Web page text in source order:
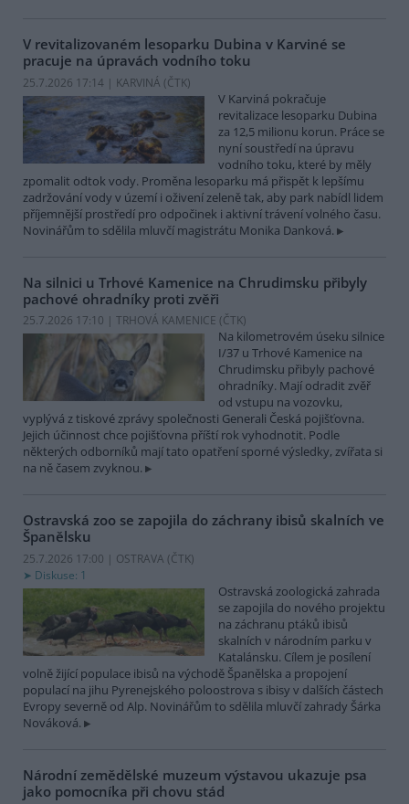
V revitalizovaném lesoparku Dubina v Karviné se
pracuje na úpravách vodního toku
25.7.2026 17:14 | KARVINÁ (ČTK)
V Karviná pokračuje
revitalizace lesoparku Dubina
za 12,5 milionu korun. Práce se
nyní soustředí na úpravu
vodního toku, které by měly
zpomalit odtok vody. Proměna lesoparku má přispět k lepšímu
zadržování vody v území i oživení zeleně tak, aby park nabídl lidem
příjemnější prostředí pro odpočinek i aktivní trávení volného času.
Novinářům to sdělila mluvčí magistrátu Monika Danková.
Na silnici u Trhové Kamenice na Chrudimsku přibyly
pachové ohradníky proti zvěři
25.7.2026 17:10 | TRHOVÁ KAMENICE (ČTK)
Na kilometrovém úseku silnice
I/37 u Trhové Kamenice na
Chrudimsku přibyly pachové
ohradníky. Mají odradit zvěř
od vstupu na vozovku,
vyplývá z tiskové zprávy společnosti Generali Česká pojišťovna.
Jejich účinnost chce pojišťovna příští rok vyhodnotit. Podle
některých odborníků mají tato opatření sporné výsledky, zvířata si
na ně časem zvyknou.
Ostravská zoo se zapojila do záchrany ibisů skalních ve
Španělsku
25.7.2026 17:00 | OSTRAVA (ČTK)
Diskuse: 1
Ostravská zoologická zahrada
se zapojila do nového projektu
na záchranu ptáků ibisů
skalních v národním parku v
Katalánsku. Cílem je posílení
volně žijící populace ibisů na východě Španělska a propojení
populací na jihu Pyrenejského poloostrova s ibisy v dalších částech
Evropy severně od Alp. Novinářům to sdělila mluvčí zahrady Šárka
Nováková.
Národní zemědělské muzeum výstavou ukazuje psa
jako pomocníka při chovu stád